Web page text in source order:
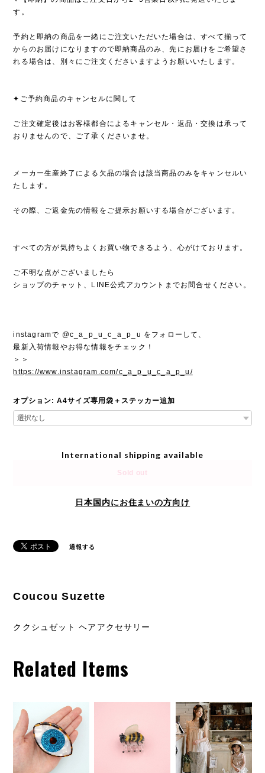
す。
予約と即納の商品を一緒にご注文いただいた場合は、すべて揃って
からのお届けになりますので即納商品のみ、先にお届けをご希望さ
れる場合は、別々にご注文くださいますようお願いいたします。
✦ご予約商品のキャンセルに関して
ご注文確定後はお客様都合によるキャンセル・返品・交換は承って
おりませんので、ご了承くださいませ。
メーカー生産終了による欠品の場合は該当商品のみをキャンセルい
たします。
その際、ご返金先の情報をご提示お願いする場合がございます。
すべての方が気持ちよくお買い物できるよう、心がけております。
ご不明な点がございましたら
ショップのチャット、LINE公式アカウントまでお問合せください。
instagramで @c_a_p_u_c_a_p_u をフォローして、
最新入荷情報やお得な情報をチェック！
＞＞
https://www.instagram.com/c_a_p_u_c_a_p_u/
オプション: A4サイズ専用袋＋ステッカー追加
International shipping available
Sold out
日本国内にお住まいの方向け
通報する
Coucou Suzette
ククシュゼット ヘアアクセサリー
Related Items